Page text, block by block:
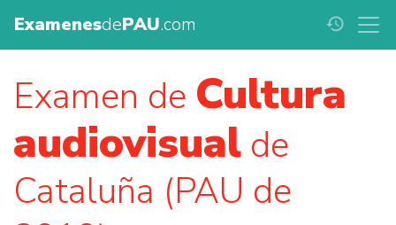
ExamenesdePAU.com history
Examen de Cultura
audiovisual de
Cataluña (PAU de